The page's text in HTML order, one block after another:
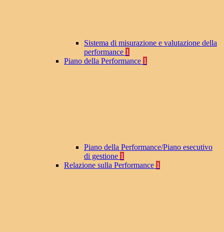
Sistema di misurazione e valutazione della
performance 1
Piano della Performance 1
Piano della Performance/Piano esecutivo
di gestione 1
Relazione sulla Performance 1